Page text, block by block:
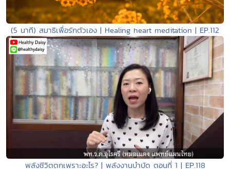
(5 นาที) สมาธิเพื่อรักตัวเอง | Healing heart meditation | EP.112
พลังชีวิตตกเพราะอะไร? | พลังงานบำบัด ตอนที่ 1 | EP.118